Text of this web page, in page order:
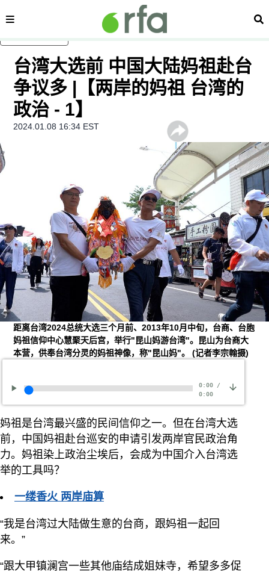
内容分类 搜
台湾大选前 中国大陆妈祖赴台
争议多 |【两岸的妈祖 台湾的
政治 - 1】
2024.01.08 16:34 EST
距离台湾2024总统大选三个月前、2013年10月中旬，台商、台胞
妈祖信仰中心慧聚天后宫，举行"昆山妈游台湾"。昆山为台商大
本营，供奉台湾分灵的妈祖神像，称"昆山妈"。(记者李宗翰摄)
0:00/
0:00
妈祖是台湾最兴盛的民间信仰之一。但在台湾大选
前，中国妈祖赴台巡安的申请引发两岸官民政治角
力。妈祖染上政治尘埃后，会成为中国介入台湾选
举的工具吗？
一缕香火 两岸庙算
“我是台湾过大陆做生意的台商，跟妈祖一起回
来。”
“跟大甲镇澜宫一些其他庙结成姐妹寺，希望多多促